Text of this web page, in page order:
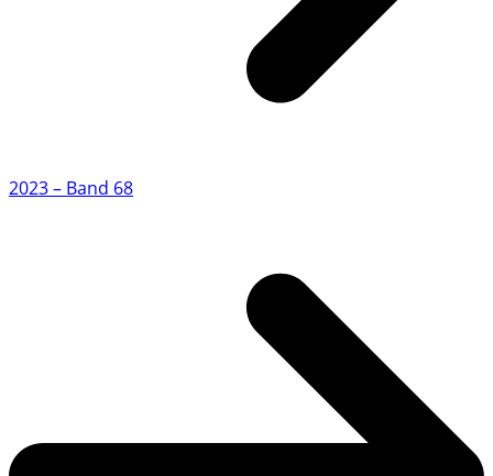
2023 – Band 68